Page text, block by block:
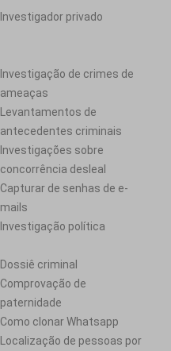
Investigador privado
Investigação de crimes de
ameaças
Levantamentos de
antecedentes criminais
Investigações sobre
concorrência desleal
Capturar de senhas de e-
mails
Investigação política
Dossiê criminal
Comprovação de
paternidade
Como clonar Whatsapp
Localização de pessoas por